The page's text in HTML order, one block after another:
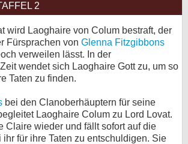
2
wird Laoghaire von Colum bestraft, der
Fürsprachen von Glenna Fitzgibbons
verweilen lässt. In der
wendet sich Laoghaire Gott zu, um so
Taten zu finden.
bei den Clanoberhäuptern für seine
Laoghaire Colum zu Lord Lovat.
Claire wieder und fällt sofort auf die
ihr für ihre Taten zu entschuldigen. Sie